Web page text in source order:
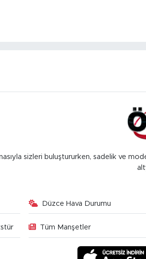
sizleri buluştururken, sadelik ve
Düzce Hava Durumu
Tüm Manşetler